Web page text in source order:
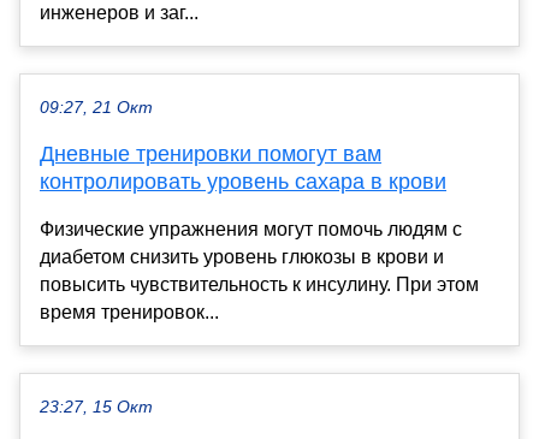
инженеров и заг...
09:27, 21 Окт
Дневные тренировки помогут вам
контролировать уровень сахара в крови
Физические упражнения могут помочь людям с
диабетом снизить уровень глюкозы в крови и
повысить чувствительность к инсулину. При этом
время тренировок...
23:27, 15 Окт